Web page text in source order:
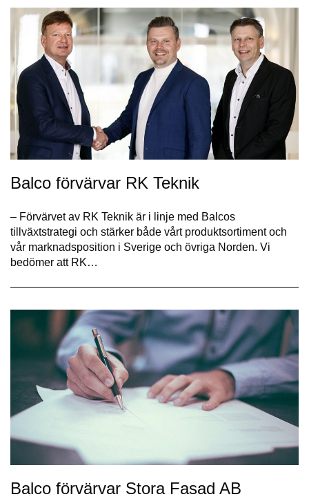
Balco förvärvar RK Teknik
– Förvärvet av RK Teknik är i linje med Balcos
tillväxtstrategi och stärker både vårt produktsortiment och
vår marknadsposition i Sverige och övriga Norden. Vi
bedömer att RK…
Balco förvärvar Stora Fasad AB